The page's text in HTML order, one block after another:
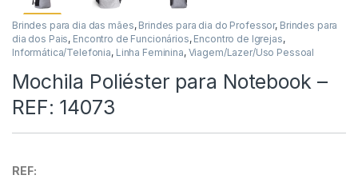
Brindes para dia das mães, Brindes para dia do Professor, Brindes para
dia dos Pais, Encontro de Funcionários, Encontro de Igrejas,
Informática/Telefonia, Linha Feminina, Viagem/Lazer/Uso Pessoal
Mochila Poliéster para Notebook –
REF: 14073
REF: